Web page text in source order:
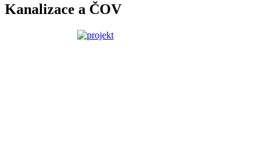
Kanalizace a ČOV